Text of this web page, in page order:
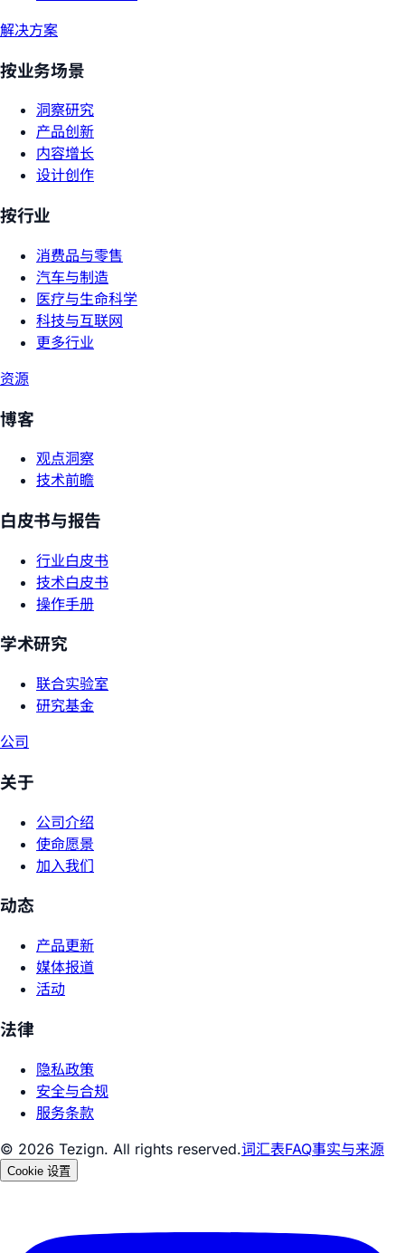
解决方案
按业务场景
洞察研究
产品创新
内容增长
设计创作
按行业
消费品与零售
汽车与制造
医疗与生命科学
科技与互联网
更多行业
资源
博客
观点洞察
技术前瞻
白皮书与报告
行业白皮书
技术白皮书
操作手册
学术研究
联合实验室
研究基金
公司
关于
公司介绍
使命愿景
加入我们
动态
产品更新
媒体报道
活动
法律
隐私政策
安全与合规
服务条款
© 2026 Tezign. All rights reserved.词汇表FAQ事实与来源
Cookie 设置